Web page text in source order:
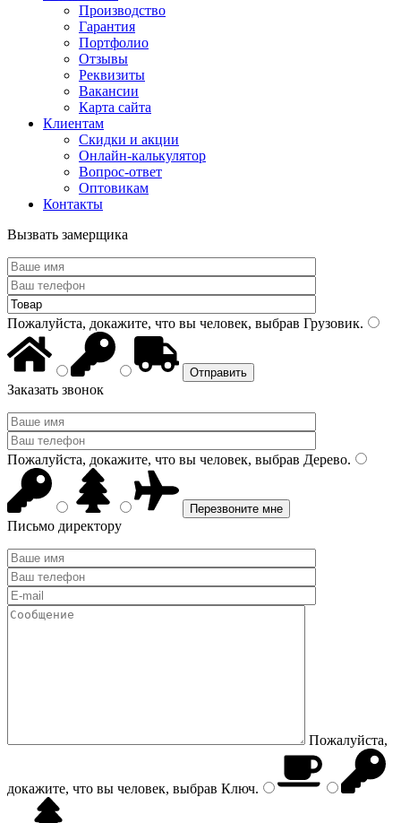
Производство
Гарантия
Портфолио
Отзывы
Реквизиты
Вакансии
Карта сайта
Клиентам
Скидки и акции
Онлайн-калькулятор
Вопрос-ответ
Оптовикам
Контакты
Вызвать замерщика
Пожалуйста, докажите, что вы человек, выбрав Грузовик.
Заказать звонок
Пожалуйста, докажите, что вы человек, выбрав Дерево.
Письмо директору
Пожалуйста,
докажите, что вы человек, выбрав Ключ.